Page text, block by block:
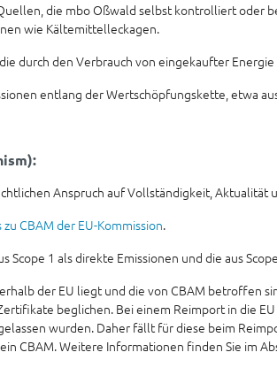
die mbo Oßwald selbst kontrolliert
wie Kältemittelleckagen.
durch den Verbrauch von eingekaufter
entlang der Wertschöpfungskette, etwa
Anspruch auf Vollständigkeit,
zu CBAM der EU-Kommission.
Scope 1 als direkte Emissionen und die aus
der EU liegt und die von CBAM betroffen
beglichen. Bei einem Reimport in die
wurden. Daher fällt für diese beim
CBAM. Weitere Informationen finden Sie im